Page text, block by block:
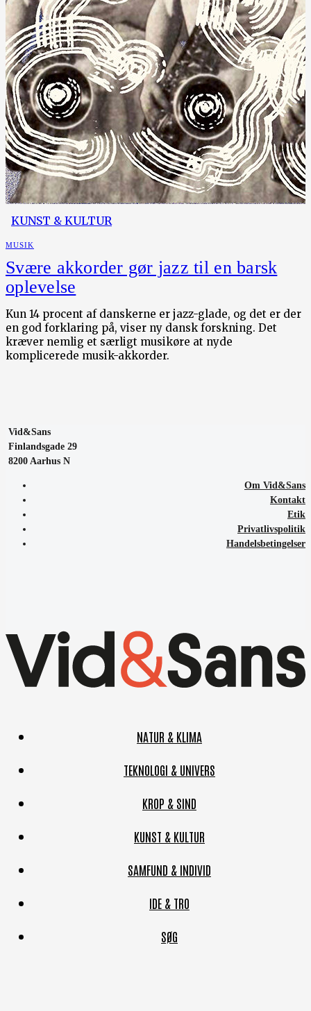
KUNST & KULTUR
MUSIK
Svære akkorder gør jazz til en barsk
oplevelse
Kun 14 procent af danskerne er jazz-glade, og det er der
en god forklaring på, viser ny dansk forskning. Det
kræver nemlig et særligt musikøre at nyde
komplicerede musik-akkorder.
Vid&Sans
Finlandsgade 29
8200 Aarhus N
Om Vid&Sans
Kontakt
Etik
Privatlivspolitik
Handelsbetingelser
NATUR & KLIMA
TEKNOLOGI & UNIVERS
KROP & SIND
KUNST & KULTUR
SAMFUND & INDIVID
IDE & TRO
SØG